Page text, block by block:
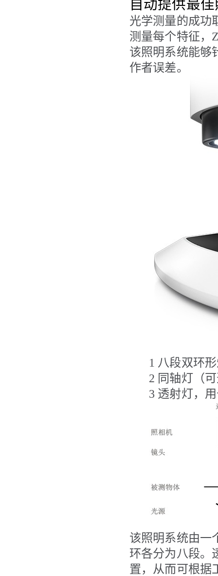
自动提供最
光学测量的成功
测量每个特征，
该照明系统能够
作者误差。
1 八段双环
2 同轴灯（
3 透射灯，
该照明系统由一
环各分为八段。
置，从而可根据